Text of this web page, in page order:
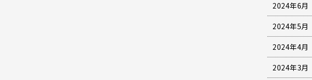
2024年6月
2024年5月
2024年4月
2024年3月